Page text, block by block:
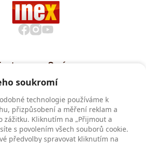
údajů
O nás
soukromí
technologie používáme k
přizpůsobení a měření reklam a
zážitku. Kliknutím na „Přijmout a
s povolením všech souborů cookie.
předvolby spravovat kliknutím na